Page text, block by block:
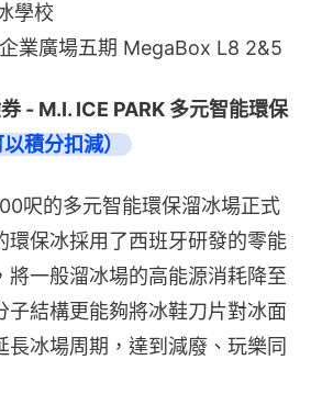
學校
業廣場五期 MegaBox L8 2&5
- M.I. ICE PARK 多元智能環保
積分扣減）
呎的多元智能環保溜冰場正式
環保冰採用了西班牙研發的零能
將一般溜冰場的高能源消耗降至
子結構更能夠將冰鞋刀片對冰面
長冰場周期，達到減廢、玩樂同